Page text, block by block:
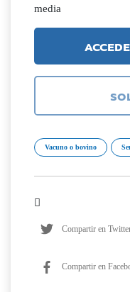
media
Vacuno o bovino
Compartir en
Compartir en